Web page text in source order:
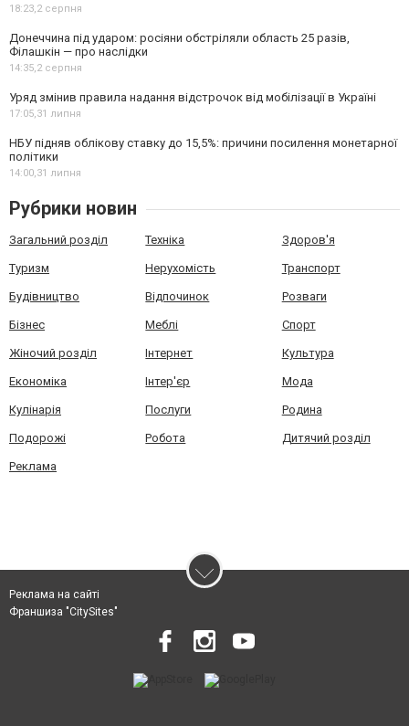
18:23,2 серпня
Донеччина під ударом: росіяни обстріляли область 25 разів,
Філашкін — про наслідки
14:35,2 серпня
Уряд змінив правила надання відстрочок від мобілізації в Україні
17:05,31 липня
НБУ підняв облікову ставку до 15,5%: причини посилення монетарної
політики
14:00,31 липня
Рубрики новин
Загальний розділ Техніка Здоров'я
Туризм Нерухомість Транспорт
Будівництво Відпочинок Розваги
Бізнес Меблі Спорт
Жіночий розділ Інтернет Культура
Економіка Інтер'єр Мода
Кулінарія Послуги Родина
Подорожі Робота Дитячий розділ
Реклама
Реклама на сайті
Франшиза "CitySites"